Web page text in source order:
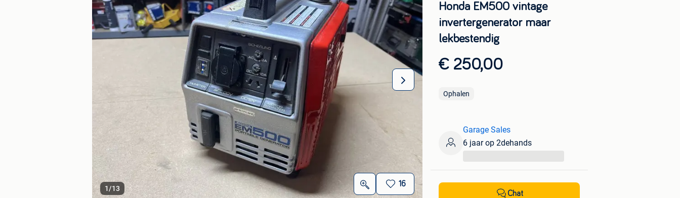
1/13
16
Honda EM500 vintage
invertergenerator maar
lekbestendig
€ 250,00
Ophalen
Garage Sales
6 jaar op 2dehands
Chat